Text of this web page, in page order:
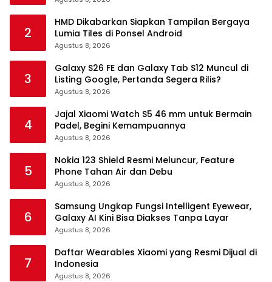
2
HMD Dikabarkan Siapkan Tampilan Bergaya
Lumia Tiles di Ponsel Android
Agustus 8, 2026
3
Galaxy S26 FE dan Galaxy Tab S12 Muncul di
Listing Google, Pertanda Segera Rilis?
Agustus 8, 2026
4
Jajal Xiaomi Watch S5 46 mm untuk Bermain
Padel, Begini Kemampuannya
Agustus 8, 2026
5
Nokia 123 Shield Resmi Meluncur, Feature
Phone Tahan Air dan Debu
Agustus 8, 2026
6
Samsung Ungkap Fungsi Intelligent Eyewear,
Galaxy AI Kini Bisa Diakses Tanpa Layar
Agustus 8, 2026
7
Daftar Wearables Xiaomi yang Resmi Dijual di
Indonesia
Agustus 8, 2026